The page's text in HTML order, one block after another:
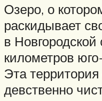
Озеро, о
раскидывает
в Новгородской
километров
Эта
девственно